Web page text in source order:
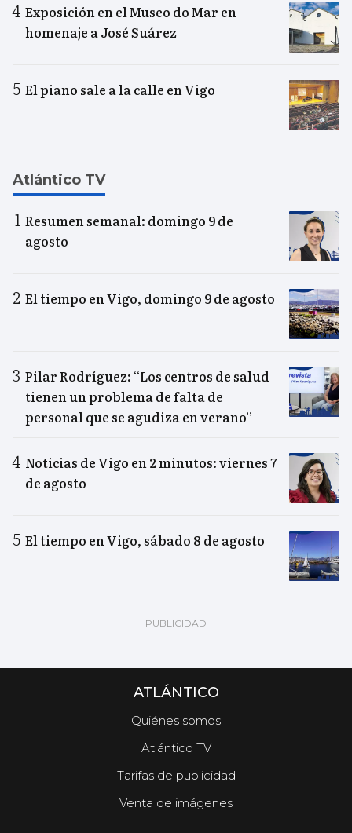
Exposición en el Museo do Mar en
homenaje a José Suárez
El piano sale a la calle en Vigo
Atlántico TV
Resumen semanal: domingo 9 de
agosto
El tiempo en Vigo, domingo 9 de agosto
Pilar Rodríguez: “Los centros de salud
tienen un problema de falta de
personal que se agudiza en verano”
Noticias de Vigo en 2 minutos: viernes 7
de agosto
El tiempo en Vigo, sábado 8 de agosto
ATLÁNTICO
Quiénes somos
Atlántico TV
Tarifas de publicidad
Venta de imágenes